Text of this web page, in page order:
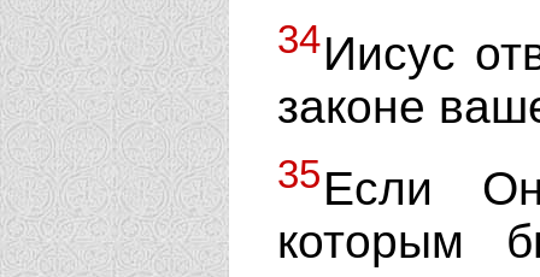
34Иисус
законе
35Если
которым